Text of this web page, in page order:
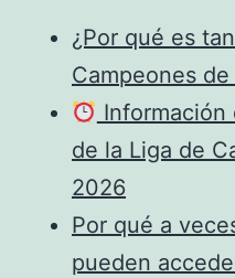
¿Por qué es
Campeones de
de la Liga de
2026
Por qué a
pueden